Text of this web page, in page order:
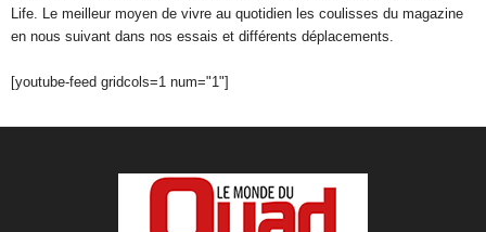
Life. Le meilleur moyen de vivre au quotidien les coulisses du magazine
en nous suivant dans nos essais et différents déplacements.
[youtube-feed gridcols=1 num="1"]